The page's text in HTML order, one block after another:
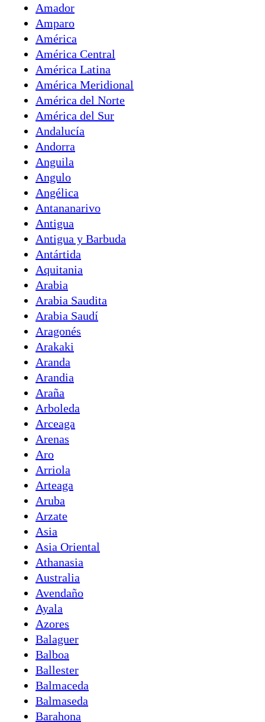
Amador
Amparo
América
América Central
América Latina
América Meridional
América del Norte
América del Sur
Andalucía
Andorra
Anguila
Angulo
Angélica
Antananarivo
Antigua
Antigua y Barbuda
Antártida
Aquitania
Arabia
Arabia Saudita
Arabia Saudí
Aragonés
Arakaki
Aranda
Arandia
Araña
Arboleda
Arceaga
Arenas
Aro
Arriola
Arteaga
Aruba
Arzate
Asia
Asia Oriental
Athanasia
Australia
Avendaño
Ayala
Azores
Balaguer
Balboa
Ballester
Balmaceda
Balmaseda
Barahona